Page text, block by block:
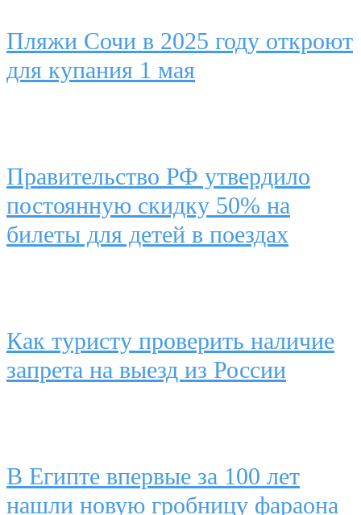
Пляжи Сочи в 2025 году откроют
для купания 1 мая
Правительство РФ утвердило
постоянную скидку 50% на
билеты для детей в поездах
Как туристу проверить наличие
запрета на выезд из России
В Египте впервые за 100 лет
нашли новую гробницу фараона